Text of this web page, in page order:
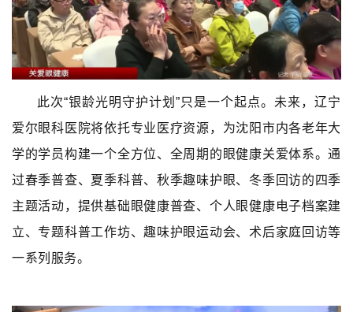
此次“银龄光明守护计划”只是一个起点。未来，辽宁
爱尔眼科医院将依托专业医疗资源，为沈阳市内各老年大
学的学员构建一个全方位、全周期的眼健康关爱体系。通
过春季普查、夏季科普、秋季趣味护眼、冬季回访的四季
主题活动，提供基础眼健康普查、个人眼健康电子档案建
立、专题科普工作坊、趣味护眼运动会、术后家庭回访等
一系列服务。